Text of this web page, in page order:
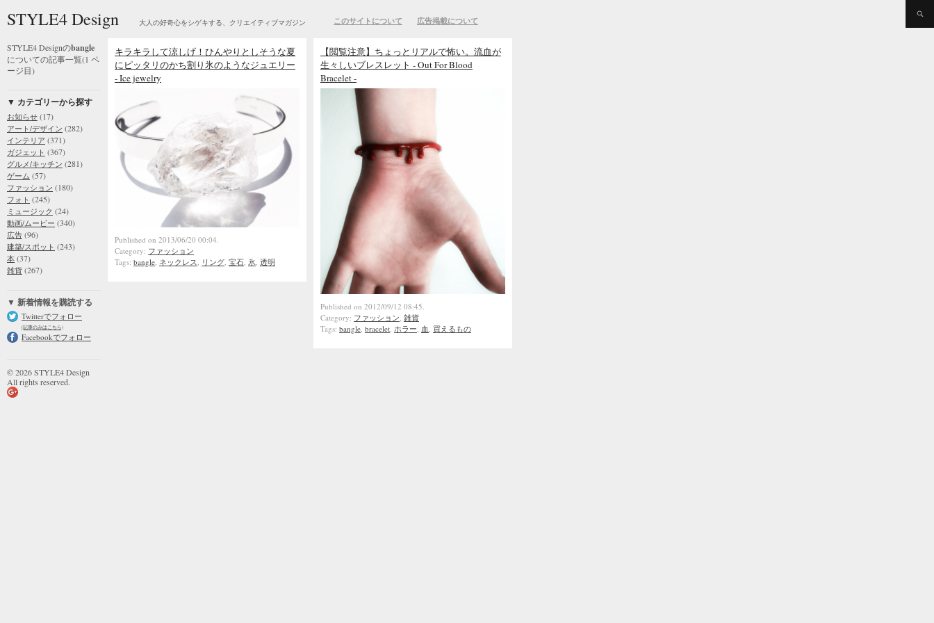
STYLE4 Design 大人の好奇心をシゲキする、クリエイティブマガジン このサイトについて 広告掲載について
STYLE4 Designのbangle
についての記事一覧(1 ペ
ージ目)
▼ カテゴリーから探す
お知らせ (17)
アート/デザイン (282)
インテリア (371)
ガジェット (367)
グルメ/キッチン (281)
ゲーム (57)
ファッション (180)
フォト (245)
ミュージック (24)
動画/ムービー (340)
広告 (96)
建築/スポット (243)
本 (37)
雑貨 (267)
▼ 新着情報を購読する
Twitterでフォロー
(記事のみはこちら)
Facebookでフォロー
© 2026 STYLE4 Design
All rights reserved.
キラキラして涼しげ！ひんやりとしそうな夏
にピッタリのかち割り氷のようなジュエリー
- Ice jewelry
Published on 2013/06/20 00:04.
Category: ファッション
Tags: bangle ネックレス リング 宝石 氷 透明
【閲覧注意】ちょっとリアルで怖い。流血が
生々しいブレスレット - Out For Blood
Bracelet -
Published on 2012/09/12 08:45.
Category: ファッション 雑貨
Tags: bangle bracelet ホラー 血 買えるもの